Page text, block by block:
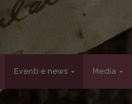
Eventi e news Media